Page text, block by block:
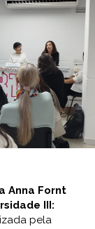
Anna Fornt
III:
pela